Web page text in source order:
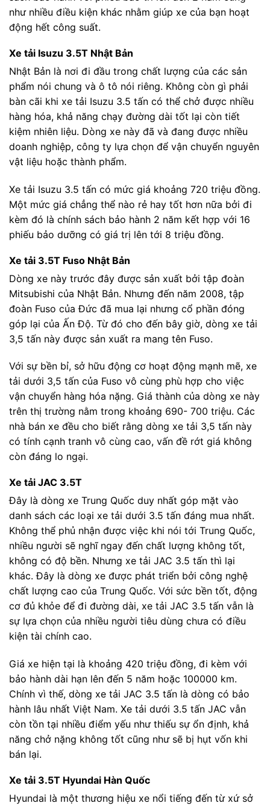
như nhiều điều kiện khác nhằm giúp xe của bạn hoạt
động hết công suất.
Xe tải Isuzu 3.5T Nhật Bản
Nhật Bản là nơi đi đầu trong chất lượng của các sản
phẩm nói chung và ô tô nói riêng. Không còn gì phải
bàn cãi khi xe tải Isuzu 3.5 tấn có thể chở được nhiều
hàng hóa, khả năng chạy đường dài tốt lại còn tiết
kiệm nhiên liệu. Dòng xe này đã và đang được nhiều
doanh nghiệp, công ty lựa chọn để vận chuyển nguyên
vật liệu hoặc thành phẩm.
Xe tải Isuzu 3.5 tấn có mức giá khoảng 720 triệu đồng.
Một mức giá chẳng thể nào rẻ hay tốt hơn nữa bởi đi
kèm đó là chính sách bảo hành 2 năm kết hợp với 16
phiếu bảo dưỡng có giá trị lên tới 8 triệu đồng.
Xe tải 3.5T Fuso Nhật Bản
Dòng xe này trước đây được sản xuất bởi tập đoàn
Mitsubishi của Nhật Bản. Nhưng đến năm 2008, tập
đoàn Fuso của Đức đã mua lại nhưng cổ phần đóng
góp lại của Ấn Độ. Từ đó cho đến bây giờ, dòng xe tải
3,5 tấn này được sản xuất ra mang tên Fuso.
Với sự bền bỉ, sở hữu động cơ hoạt động mạnh mẽ, xe
tải dưới 3,5 tấn của Fuso vô cùng phù hợp cho việc
vận chuyển hàng hóa nặng. Giá thành của dòng xe này
trên thị trường nằm trong khoảng 690- 700 triệu. Các
nhà bán xe đều cho biết rằng dòng xe tải 3,5 tấn này
có tính cạnh tranh vô cùng cao, vấn đề rớt giá không
còn đáng lo ngại.
Xe tải JAC 3.5T
Đây là dòng xe Trung Quốc duy nhất góp mặt vào
danh sách các loại xe tải dưới 3.5 tấn đáng mua nhất.
Không thể phủ nhận được việc khi nói tới Trung Quốc,
nhiều người sẽ nghĩ ngay đến chất lượng không tốt,
không có độ bền. Nhưng xe tải JAC 3.5 tấn thì lại
khác. Đây là dòng xe được phát triển bởi công nghệ
chất lượng cao của Trung Quốc. Với sức bền tốt, động
cơ đủ khỏe để đi đường dài, xe tải JAC 3.5 tấn vẫn là
sự lựa chọn của nhiều người tiêu dùng chưa có điều
kiện tài chính cao.
Giá xe hiện tại là khoảng 420 triệu đồng, đi kèm với
bảo hành dài hạn lên đến 5 năm hoặc 100000 km.
Chính vì thế, dòng xe tải JAC 3.5 tấn là dòng có bảo
hành lâu nhất Việt Nam. Xe tải dưới 3.5 tấn JAC vẫn
còn tồn tại nhiều điểm yếu như thiếu sự ổn định, khả
năng chở nặng không tốt cũng như sẽ bị hụt vốn khi
bán lại.
Xe tải 3.5T Hyundai Hàn Quốc
Hyundai là một thương hiệu xe nổi tiếng đến từ xứ sở